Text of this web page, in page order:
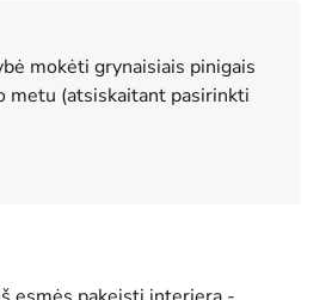
mokėti grynaisiais pinigais
metu (atsiskaitant pasirinkti